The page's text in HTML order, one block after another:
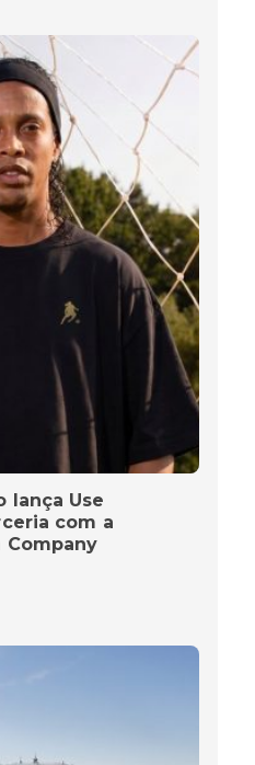
lança Use
com a
Company